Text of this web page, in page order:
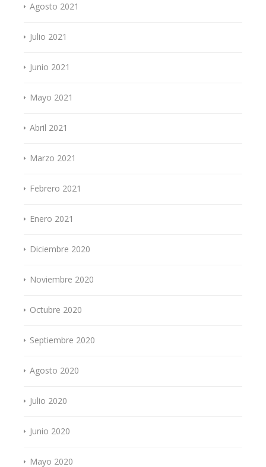
Agosto 2021
Julio 2021
Junio 2021
Mayo 2021
Abril 2021
Marzo 2021
Febrero 2021
Enero 2021
Diciembre 2020
Noviembre 2020
Octubre 2020
Septiembre 2020
Agosto 2020
Julio 2020
Junio 2020
Mayo 2020